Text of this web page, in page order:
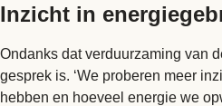
Inzicht in
Ondanks dat verduurzaming van
gesprek is. ‘We proberen meer
hebben en hoeveel energie we